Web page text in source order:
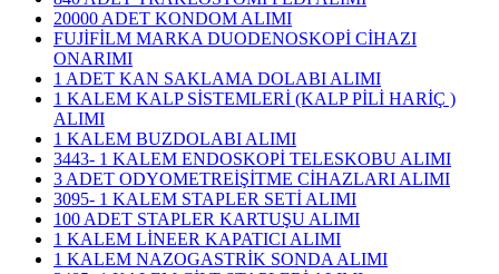
20000 ADET KONDOM ALIMI
FUJİFİLM MARKA DUODENOSKOPİ CİHAZI
ONARIMI
1 ADET KAN SAKLAMA DOLABI ALIMI
1 KALEM KALP SİSTEMLERİ (KALP PİLİ HARİÇ )
ALIMI
1 KALEM BUZDOLABI ALIMI
3443- 1 KALEM ENDOSKOPİ TELESKOBU ALIMI
3 ADET ODYOMETREİŞİTME CİHAZLARI ALIMI
3095- 1 KALEM STAPLER SETİ ALIMI
100 ADET STAPLER KARTUŞU ALIMI
1 KALEM LİNEER KAPATICI ALIMI
1 KALEM NAZOGASTRİK SONDA ALIMI